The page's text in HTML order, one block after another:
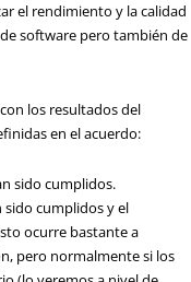
el rendimiento y la calidad
software pero también de
los resultados del
en el acuerdo:
sido cumplidos.
sido cumplidos y el
ocurre bastante a
pero normalmente si los